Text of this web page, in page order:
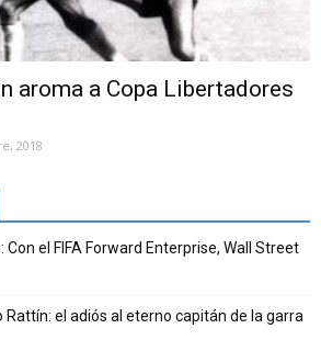
aroma a Copa Libertadores
2018
el FIFA Forward Enterprise, Wall Street
Rattín: el adiós al eterno capitán de la garra